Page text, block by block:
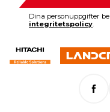
Dina personuppgifter
integritetspolicy.